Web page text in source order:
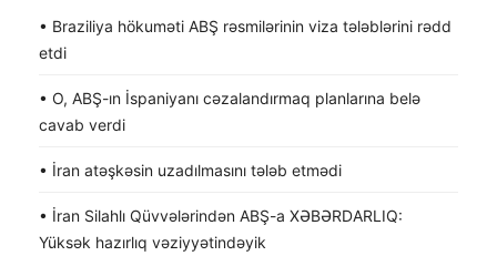
• Braziliya hökuməti ABŞ rəsmilərinin viza tələblərini rədd
etdi
• O, ABŞ-ın İspaniyanı cəzalandırmaq planlarına belə
cavab verdi
• İran atəşkəsin uzadılmasını tələb etmədi
• İran Silahlı Qüvvələrindən ABŞ-a XƏBƏRDARLIQ:
Yüksək hazırlıq vəziyyətindəyik